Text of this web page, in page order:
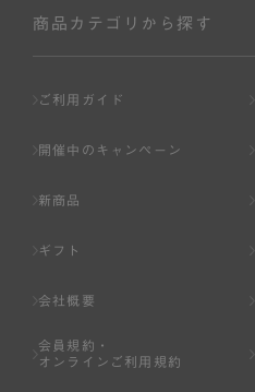
商品カテゴリから探す
ご利用ガイド
開催中のキャンペーン
新商品
ギフト
会社概要
会員規約・
オンラインご利用規約